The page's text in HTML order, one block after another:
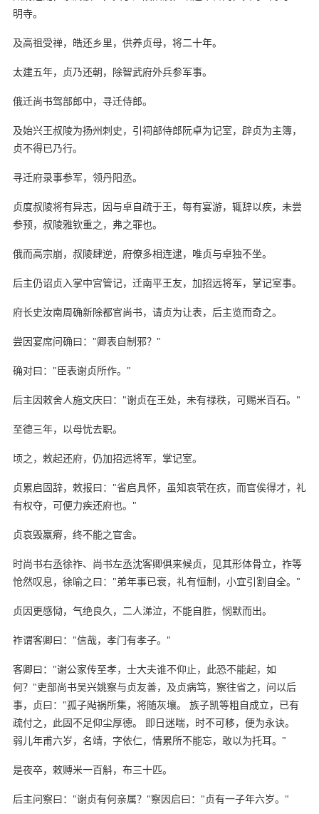
明寺。
及高祖受禅，皓还乡里，供养贞母，将二十年。
太建五年，贞乃还朝，除智武府外兵参军事。
俄迁尚书驾部郎中，寻迁侍郎。
及始兴王叔陵为扬州刺史，引祠部侍郎阮卓为记室，辟贞为主簿，
贞不得已乃行。
寻迁府录事参军，领丹阳丞。
贞度叔陵将有异志，因与卓自疏于王，每有宴游，辄辞以疾，未尝
参预，叔陵雅钦重之，弗之罪也。
俄而高宗崩，叔陵肆逆，府僚多相连逮，唯贞与卓独不坐。
后主仍诏贞入掌中宫管记，迁南平王友，加招远将军，掌记室事。
府长史汝南周确新除都官尚书，请贞为让表，后主览而奇之。
尝因宴席问确曰："卿表自制邪？"
确对曰："臣表谢贞所作。"
后主因敕舍人施文庆曰："谢贞在王处，未有禄秩，可赐米百石。"
至德三年，以母忧去职。
顷之，敕起还府，仍加招远将军，掌记室。
贞累启固辞，敕报曰："省启具怀，虽知哀茕在疚，而官俟得才，礼
有权夺，可便力疾还府也。"
贞哀毁羸瘠，终不能之官舍。
时尚书右丞徐祚、尚书左丞沈客卿俱来候贞，见其形体骨立，祚等
怆然叹息，徐喻之曰："弟年事已衰，礼有恒制，小宜引割自全。"
贞因更感恸，气绝良久，二人涕泣，不能自胜，悯默而出。
祚谓客卿曰："信哉，孝门有孝子。"
客卿曰："谢公家传至孝，士大夫谁不仰止，此恐不能起，如
何？"吏部尚书吴兴姚察与贞友善，及贞病笃，察往省之，问以后
事，贞曰："孤子飐祸所集，将随灰壤。 族子凯等粗自成立，已有
疏付之，此固不足仰尘厚德。 即日迷喘，时不可移，便为永诀。
弱儿年甫六岁，名靖，字依仁，情累所不能忘，敢以为托耳。"
是夜卒，敕赙米一百斛，布三十匹。
后主问察曰："谢贞有何亲属？"察因启曰："贞有一子年六岁。"